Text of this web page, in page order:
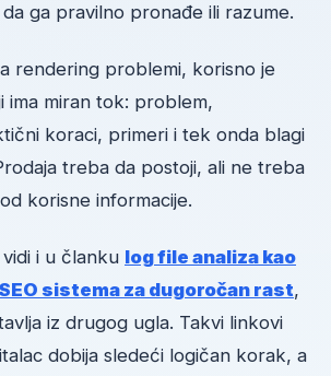
ga pravilno pronađe ili razume.
rendering problemi, korisno je
ima miran tok: problem,
koraci, primeri i tek onda blagi
treba da postoji, ali ne treba
korisne informacije.
i u članku log file analiza kao
sistema za dugoročan rast,
iz drugog ugla. Takvi linkovi
dobija sledeći logičan korak, a